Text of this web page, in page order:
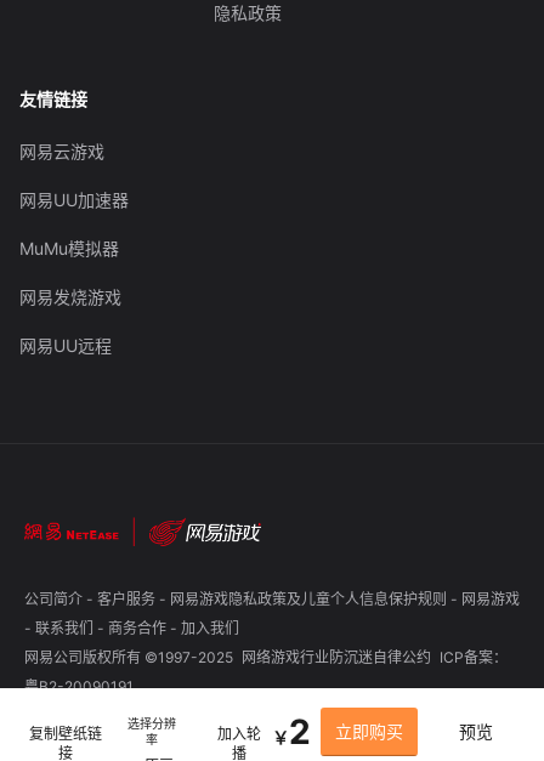
复制壁纸链
接
选择分辨
率
加入轮
播
￥2 立即购买 预览
隐私政策
友情链接
网易云游戏
网易UU加速器
MuMu模拟器
网易发烧游戏
网易UU远程
公司简介 - 客户服务 - 网易游戏隐私政策及儿童个人信息保护规则 - 网易游戏
- 联系我们 - 商务合作 - 加入我们
网易公司版权所有 ©1997-2025 网络游戏行业防沉迷自律公约 ICP备案：
粤B2-20090191